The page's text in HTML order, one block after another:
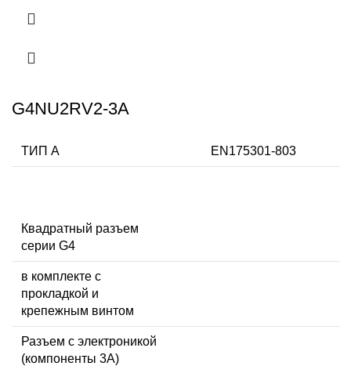
G4NU2RV2-3A
ТИП А EN175301-803
Квадратный разъем
серии G4
в комплекте с
прокладкой и
крепежным винтом
Разъем с электроникой
(компоненты 3A)